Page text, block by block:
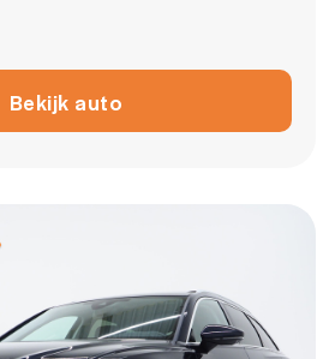
Bekijk auto